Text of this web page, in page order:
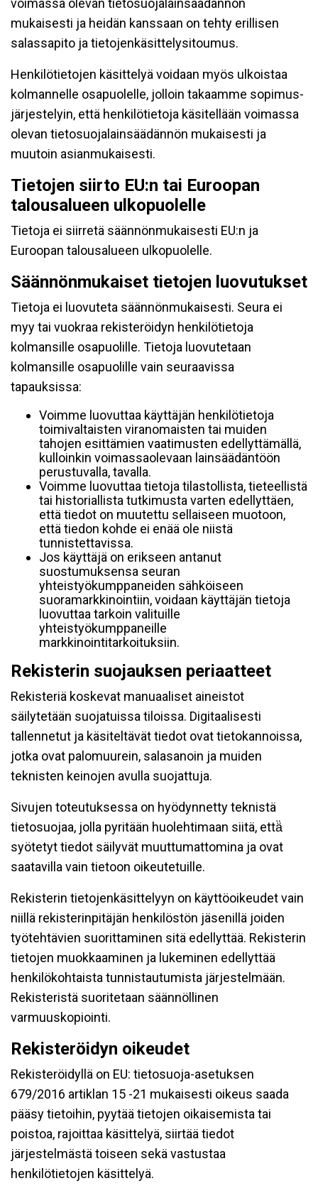
voimassa olevan tietosuojalainsäädännön
mukaisesti ja heidän kanssaan on tehty erillisen
salassapito ja tietojenkäsittelysitoumus.
Henkilötietojen käsittelyä voidaan myös ulkoistaa
kolmannelle osapuolelle, jolloin takaamme sopimus-
järjestelyin, että henkilötietoja käsitellään voimassa
olevan tietosuojalainsäädännön mukaisesti ja
muutoin asianmukaisesti.
Tietojen siirto EU:n tai Euroopan
talousalueen ulkopuolelle
Tietoja ei siirretä säännönmukaisesti EU:n ja
Euroopan talousalueen ulkopuolelle.
Säännönmukaiset tietojen luovutukset
Tietoja ei luovuteta säännönmukaisesti. Seura ei
myy tai vuokraa rekisteröidyn henkilötietoja
kolmansille osapuolille. Tietoja luovutetaan
kolmansille osapuolille vain seuraavissa
tapauksissa:
Voimme luovuttaa käyttäjän henkilötietoja
toimivaltaisten viranomaisten tai muiden
tahojen esittämien vaatimusten edellyttämällä,
kulloinkin voimassaolevaan lainsäädäntöön
perustuvalla, tavalla.
Voimme luovuttaa tietoja tilastollista, tieteellistä
tai historiallista tutkimusta varten edellyttäen,
että tiedot on muutettu sellaiseen muotoon,
että tiedon kohde ei enää ole niistä
tunnistettavissa.
Jos käyttäjä on erikseen antanut
suostumuksensa seuran
yhteistyökumppaneiden sähköiseen
suoramarkkinointiin, voidaan käyttäjän tietoja
luovuttaa tarkoin valituille
yhteistyökumppaneille
markkinointitarkoituksiin.
Rekisterin suojauksen periaatteet
Rekisteriä koskevat manuaaliset aineistot
säilytetään suojatuissa tiloissa. Digitaalisesti
tallennetut ja käsiteltävät tiedot ovat tietokannoissa,
jotka ovat palomuurein, salasanoin ja muiden
teknisten keinojen avulla suojattuja.
Sivujen toteutuksessa on hyödynnetty teknistä
tietosuojaa, jolla pyritään huolehtimaan siitä, että̈
syötetyt tiedot säilyvät muuttumattomina ja ovat
saatavilla vain tietoon oikeutetuille.
Rekisterin tietojenkäsittelyyn on käyttöoikeudet vain
niillä rekisterinpitäjän henkilöstön jäsenillä joiden
työtehtävien suorittaminen sitä edellyttää. Rekisterin
tietojen muokkaaminen ja lukeminen edellyttää
henkilökohtaista tunnistautumista järjestelmään.
Rekisteristä suoritetaan säännöllinen
varmuuskopiointi.
Rekisteröidyn oikeudet
Rekisteröidyllä on EU: tietosuoja-asetuksen
679/2016 artiklan 15 -21 mukaisesti oikeus saada
pääsy tietoihin, pyytää tietojen oikaisemista tai
poistoa, rajoittaa käsittelyä, siirtää tiedot
järjestelmästä toiseen sekä vastustaa
henkilötietojen käsittelyä.